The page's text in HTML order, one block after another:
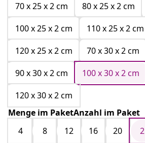
70 x 25 x 2 cm
80 x 25 x 2 cm
100 x 25 x 2 cm
110 x 25 x 2 cm
120 x 25 x 2 cm
70 x 30 x 2 cm
90 x 30 x 2 cm
100 x 30 x 2 cm
120 x 30 x 2 cm
Menge im PaketAnzahl im Paket
4
8 12 16 20 2